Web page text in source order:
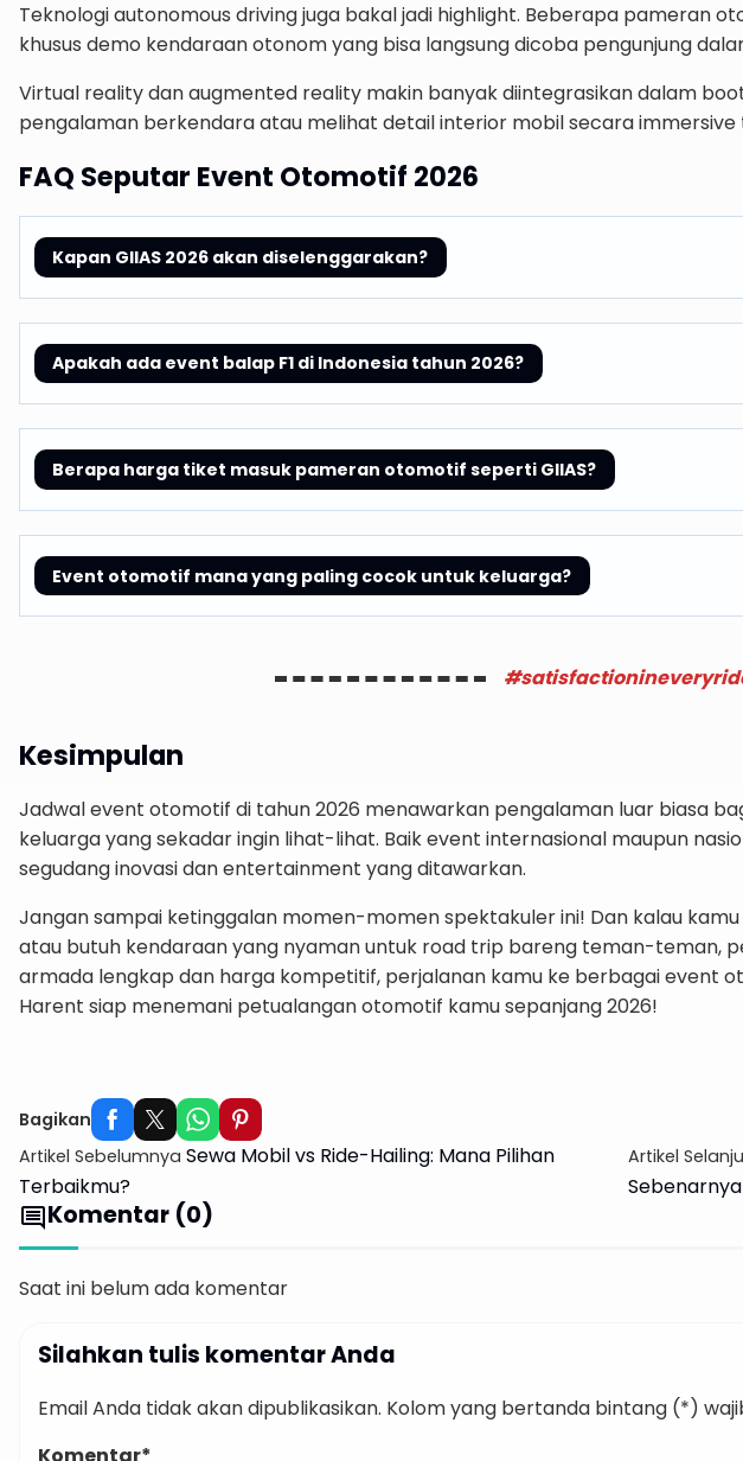
Teknologi autonomous driving juga bakal jadi highlight. Beberapa pameran
khusus demo kendaraan otonom yang bisa langsung dicoba pengunjung
Virtual reality dan augmented reality makin banyak diintegrasikan dalam
pengalaman berkendara atau melihat detail interior mobil secara immersive
FAQ Seputar Event Otomotif 2026
Kapan GIIAS 2026 akan diselenggarakan?
Apakah ada event balap F1 di Indonesia tahun 2026?
Berapa harga tiket masuk pameran otomotif seperti GIIAS?
Event otomotif mana yang paling cocok untuk keluarga?
Kesimpulan
Jadwal event otomotif di tahun 2026 menawarkan pengalaman luar biasa
keluarga yang sekadar ingin lihat-lihat. Baik event internasional maupun
segudang inovasi dan entertainment yang ditawarkan.
Jangan sampai ketinggalan momen-momen spektakuler ini! Dan kalau
atau butuh kendaraan yang nyaman untuk road trip bareng teman-teman,
armada lengkap dan harga kompetitif, perjalanan kamu ke berbagai event
Harent siap menemani petualangan otomotif kamu sepanjang 2026!
Bagikan
Artikel Sebelumnya Sewa Mobil vs Ride-Hailing: Mana Pilihan
Terbaikmu?
Artikel
commentKomentar (0)
Saat ini belum ada komentar
Silahkan tulis komentar Anda
Email Anda tidak akan dipublikasikan. Kolom yang bertanda bintang (*)